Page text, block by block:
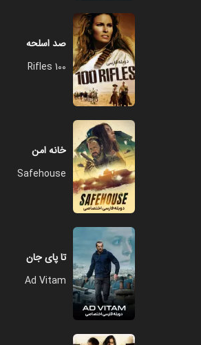
صد اسلحه
100 Rifles
خانه امن
Safehouse
تا پای جان
Ad Vitam